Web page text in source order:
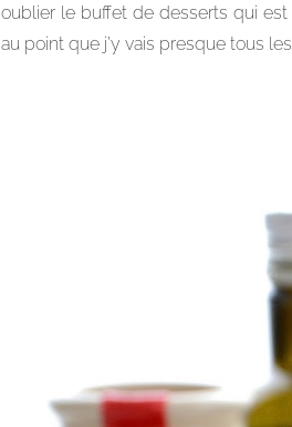
oublier le buffet de desserts qui
au point que j’y vais presque tous